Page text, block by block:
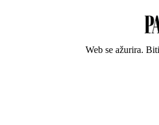
Web se ažurira.